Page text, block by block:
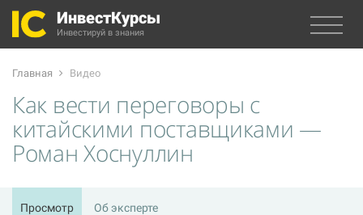
ИнвестКурсы
Инвестируй в знания
Главная Видео
Как вести переговоры с
китайскими поставщиками —
Роман Хоснуллин
Просмотр Об эксперте